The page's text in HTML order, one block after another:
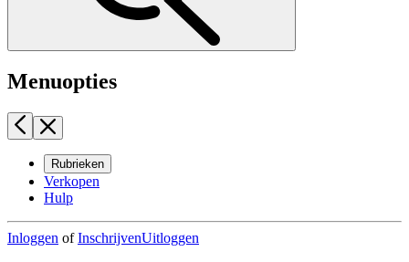
Menuopties
Rubrieken
Verkopen
Hulp
Inloggen ofInschrijvenUitloggen